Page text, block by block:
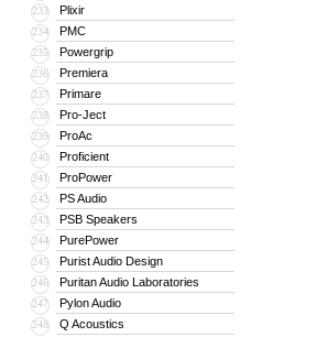
233 Plixir
234 PMC
235 Powergrip
236 Premiera
237 Primare
238 Pro-Ject
239 ProAc
240 Proficient
241 ProPower
242 PS Audio
243 PSB Speakers
244 PurePower
245 Purist Audio Design
246 Puritan Audio Laboratories
247 Pylon Audio
248 Q Acoustics